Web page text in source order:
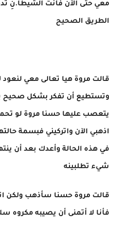
معي حتى الآن فأنت الشيطا.نِ
الطريق الصحيح
قالت مروة هيا تعالى معي لنعود
وتستطيع أن تفكر بشكل صحيح
يتعصب عليها حسنا مروة لو
اذهبي الآن واتركيني فبسمة
في هذه الحالة وأعدك بعد أن
شيء تطلبينه
قالت مروة حسنا سأذهب ولكن
فأنا لا أتمنى أن يصيبه مكروه